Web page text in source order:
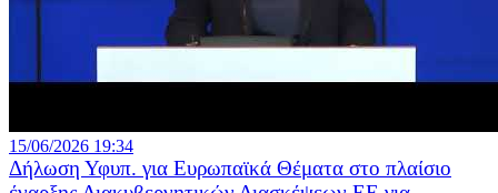
15/06/2026 19:34
Δήλωση Υφυπ. για Ευρωπαϊκά Θέματα στο πλαίσιο